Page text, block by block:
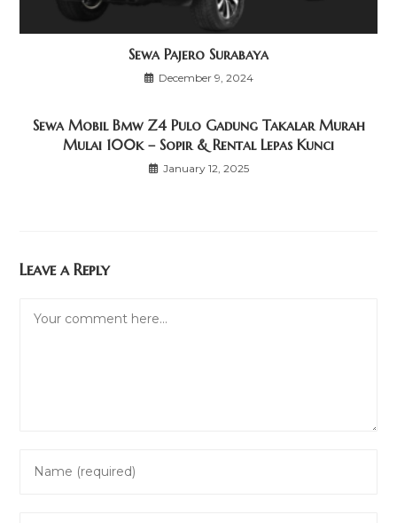
Sewa Pajero Surabaya
December 9, 2024
Sewa Mobil Bmw Z4 Pulo Gadung Takalar Murah
Mulai 100k – Sopir & Rental Lepas Kunci
January 12, 2025
Leave a Reply
your